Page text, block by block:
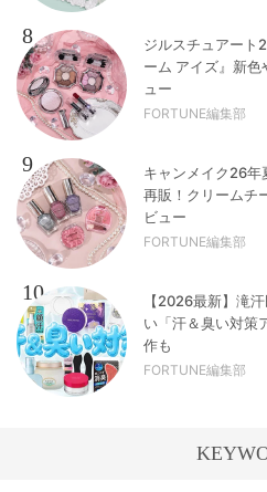
8
ジルスチュアート
ーム アイズ』新
ュー
FORTUNE編集部
9
キャンメイク26年
再販！クリームチ
ビュー
FORTUNE編集部
10
【2026最新】滝
い「汗＆臭い対策
作も
FORTUNE編集部